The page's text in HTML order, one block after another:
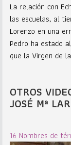
La relación con
las escuelas, al
Lorenzo en una
Pedro ha estado
que la Virgen de
OTROS
JOSÉ Mª
16 Nombres de